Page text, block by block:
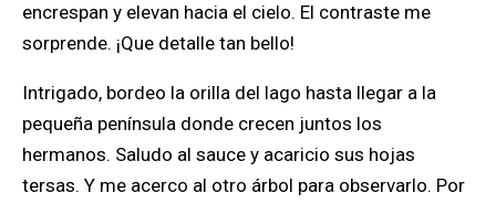
encrespan y elevan hacia el cielo. El contraste me
sorprende. ¡Que detalle tan bello!
Intrigado, bordeo la orilla del lago hasta llegar a la
pequeña península donde crecen juntos los
hermanos. Saludo al sauce y acaricio sus hojas
tersas. Y me acerco al otro árbol para observarlo. Por